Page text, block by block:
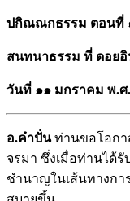
ปกิณณกธรรม ตอนที่
สนทนาธรรม ที่ ดอย
วันที่ ๑๑ มกราคม พ.
อ.คำปั่นท่านขอโอกา
จรมา ซึ่งเมื่อท่านได้
ชำนาญในเส้นทางก